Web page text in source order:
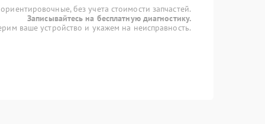
без учета стоимости запчастей.
Записывайтесь на бесплатную диагностику.
ваше устройство и укажем на неисправность.